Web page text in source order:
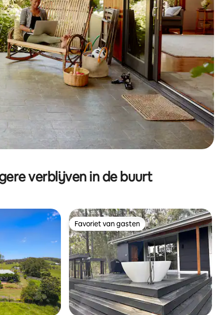
verblijven in de buurt
Favoriet van gasten
Favoriet van gasten